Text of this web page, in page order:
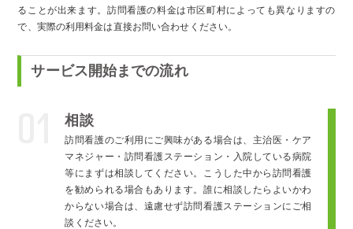
ることが出来ます。訪問看護の料金は市区町村によっても異なりますの
で、実際の利用料金は直接お問い合わせください。
サービス開始までの流れ
相談
訪問看護のご利用にご興味がある場合は、主治医・ケア
マネジャー・訪問看護ステーション・入院している病院
等にまずは相談してください。こうした中から訪問看護
を勧められる場合もあります。誰に相談したらよいかわ
からない場合は、遠慮せず訪問看護ステーションにご相
談ください。